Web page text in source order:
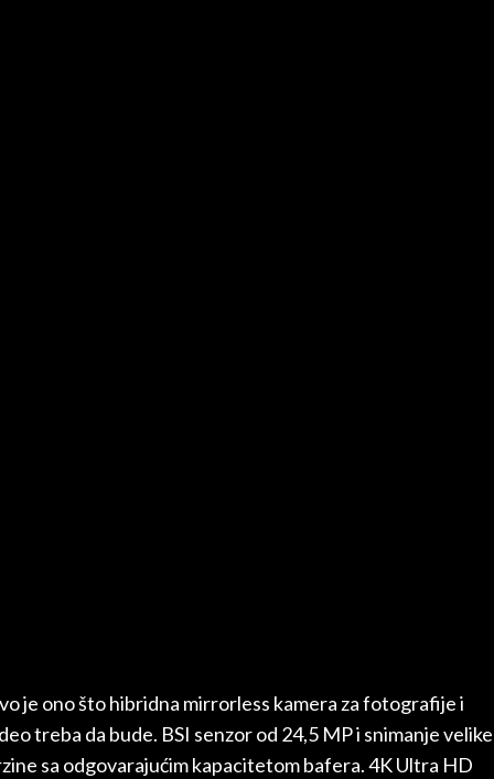
je ono što hibridna mirrorless kamera za fotografije i
treba da bude. BSI senzor od 24,5 MP i snimanje velike
sa odgovarajućim kapacitetom bafera. 4K Ultra HD